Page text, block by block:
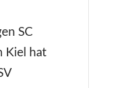
SC
Kiel hat